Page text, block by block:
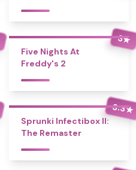
3★
Five Nights At
Freddy's 2
3.3★
Sprunki Infectibox II:
The Remaster